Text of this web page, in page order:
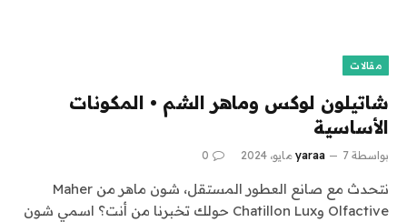
مقالات
شاتيلون لوكس وماهر الشم • المكونات
الأساسية
بواسطة yaraa 7 مايو، 2024 0
نتحدث مع صانع العطور المستقل، شون ماهر من Maher
Olfactive وChatillon Lux حولك تخبرنا من أنت؟ اسمي شون